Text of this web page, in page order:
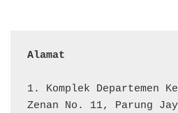
Alamat
1. Komplek Departemen
Zenan No. 11, Parung